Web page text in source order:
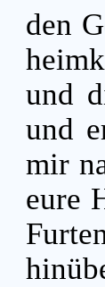
den
und
und
mir
eure